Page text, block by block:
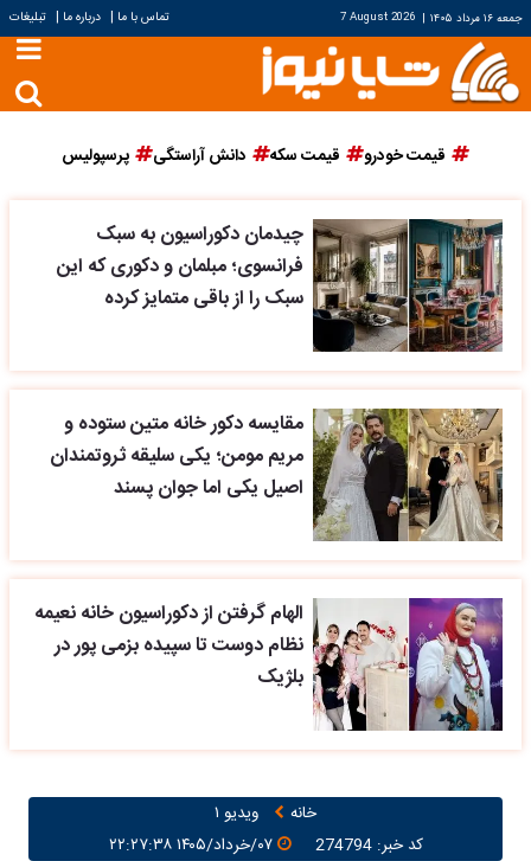
جمعه ۱۶ مرداد ۱۴۰۵ |
7 August 2026 تماس با ما | درباره ما | تبلیغات
قیمت خودرو قیمت سکه دانش آراستگی پرسپولیس
چیدمان دکوراسیون به سبک
فرانسوی؛ مبلمان و دکوری که این
سبک را از باقی متمایز کرده
مقایسه دکور خانه متین ستوده و
مریم مومن؛ یکی سلیقه ثروتمندان
اصیل یکی اما جوان پسند
الهام گرفتن از دکوراسیون خانه نعیمه
نظام دوست تا سپیده بزمی پور در
بلژیک
خانه
ویدیو ۱
کد خبر: 274794
۰۷/خرداد/۱۴۰۵ ۲۲:۲۷:۳۸